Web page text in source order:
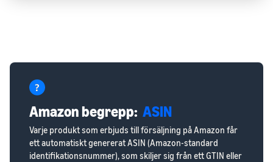
Amazon begrepp: ASIN
Varje produkt som erbjuds till försäljning på Amazon får
ett automatiskt genererat ASIN (Amazon-standard
identifikationsnummer), som skiljer sig från ett GTIN eller